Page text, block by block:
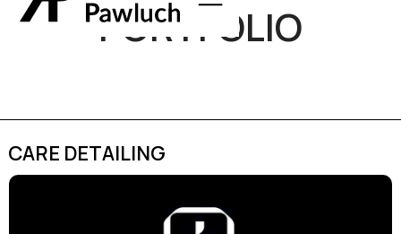
PORTFOLIO
CARE DETAILING